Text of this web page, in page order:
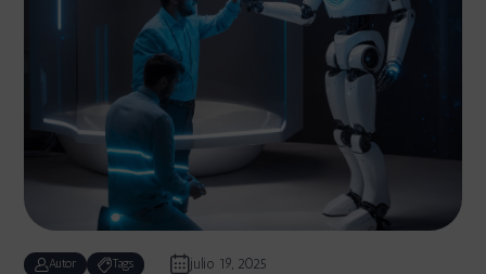
Autor Tags julio 19, 2025